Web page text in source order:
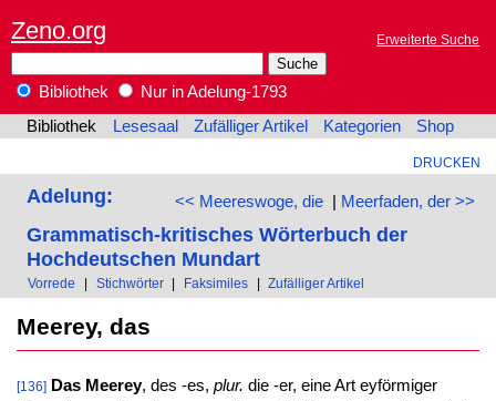
Zeno.org Erweiterte Suche
Bibliothek
Nur in Adelung-1793
Bibliothek
Lesesaal Zufälliger Artikel Kategorien Shop
DRUCKEN
<< Meereswoge, die| Meerfaden, der >>
Adelung:
Grammatisch-kritisches Wörterbuch der
Hochdeutschen Mundart
Vorrede | Stichwörter | Faksimiles | Zufälliger Artikel
Meerey, das
[136] Das Meerey, des -es, plur. die -er, eine Art eyförmiger